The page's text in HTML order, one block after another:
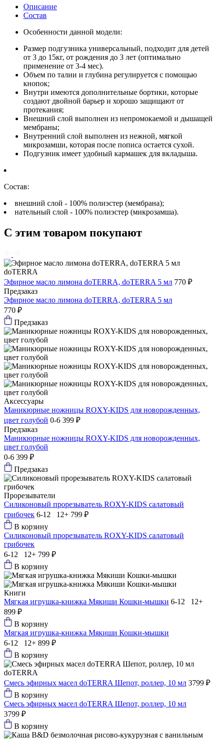
Описание
Состав
Особенности данной модели:
Размер подгузника универсальный, подходит для детей
от 3 до 15кг, от рождения до 3 лет (оптимально
применение от 3-4 мес).
Объем по талии и глубина регулируется с помощью
кнопок;
Внутри имеются дополнительные бортики, которые
создают двойной барьер и хорошо защищают от
протекания;
Внешний слой выполнен из непромокаемой и дышащей
мембраны;
Внутренний слой выполнен из нежной, мягкой
микрозамши, которая после пописа остается сухой.
Подгузник имеет удобный кармашек для вкладыша.
Состав:
внешний слой - 100% полиэстер (мембрана);
нательный слой - 100% полиэстер (микрозамша).
С этим товаром покупают
doTERRA
Эфирное масло лимона doTERRA, doTERRA 5 мл 770 ₽
Предзаказ
Эфирное масло лимона doTERRA, doTERRA 5 мл
770 ₽
Предзаказ
Аксессуары
Маникюрные ножницы ROXY-KIDS для новорожденных,
цвет голубой 0-6 399 ₽
Предзаказ
Маникюрные ножницы ROXY-KIDS для новорожденных,
цвет голубой
0-6 399 ₽
Предзаказ
Прорезыватели
Силиконовый прорезыватель ROXY-KIDS салатовый
грибочек 6-12 12+ 799 ₽
В корзину
Силиконовый прорезыватель ROXY-KIDS салатовый
грибочек
6-12 12+ 799 ₽
В корзину
Книги
Мягкая игрушка-книжка Мякиши Кошки-мышки 6-12 12+
899 ₽
В корзину
Мягкая игрушка-книжка Мякиши Кошки-мышки
6-12 12+ 899 ₽
В корзину
doTERRA
Смесь эфирных масел doTERRA Шепот, роллер, 10 мл 3799 ₽
В корзину
Смесь эфирных масел doTERRA Шепот, роллер, 10 мл
3799 ₽
В корзину